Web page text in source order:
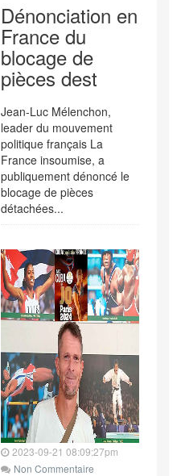
Dénonciation en
France du
blocage de
pièces dest
Jean-Luc Mélenchon,
leader du mouvement
politique français La
France insoumise, a
publiquement dénoncé le
blocage de pièces
détachées...
2023-09-21 08:09:27pm
Non Commentaire